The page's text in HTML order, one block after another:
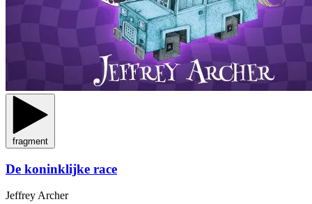
fragment
De koninklijke race
Jeffrey Archer